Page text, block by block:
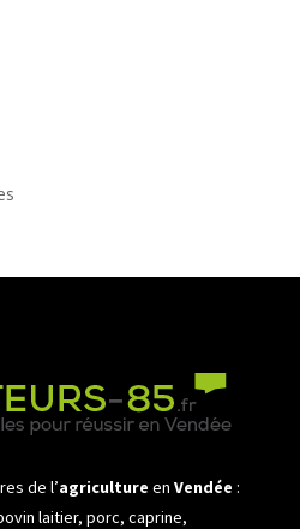
de l’agriculture en Vendée :
laitier, porc, caprine,